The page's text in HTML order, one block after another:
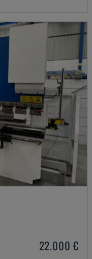
22.000 €